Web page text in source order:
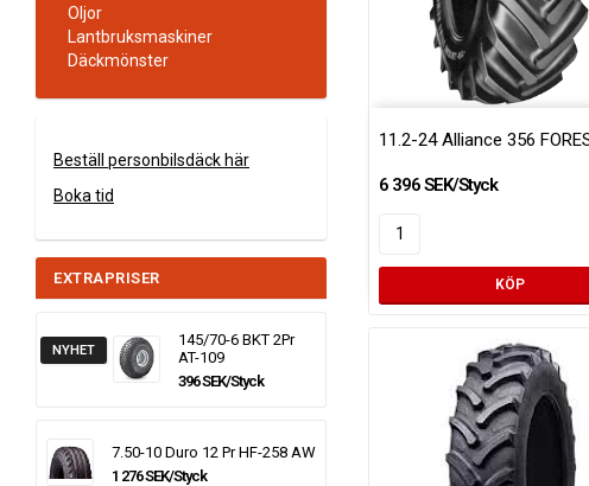
Oljor
Lantbruksmaskiner
Däckmönster
Beställ personbilsdäck här
Boka tid
EXTRAPRISER
NYHET
145/70-6 BKT 2Pr
AT-109
396 SEK/Styck
7.50-10 Duro 12 Pr HF-258 AW
1 276 SEK/Styck
11.2-24 Alliance 356
6 396 SEK/Styck
KÖP